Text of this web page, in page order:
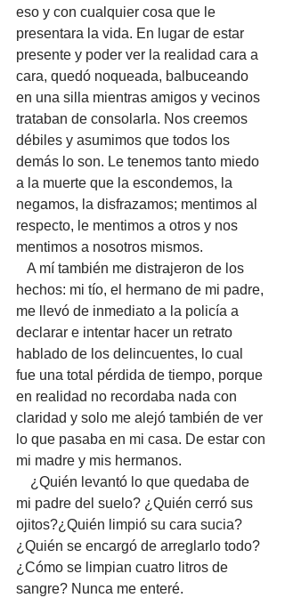
eso y con cualquier cosa que le
presentara la vida. En lugar de estar
presente y poder ver la realidad cara a
cara, quedó noqueada, balbuceando
en una silla mientras amigos y vecinos
trataban de consolarla. Nos creemos
débiles y asumimos que todos los
demás lo son. Le tenemos tanto miedo
a la muerte que la escondemos, la
negamos, la disfrazamos; mentimos al
respecto, le mentimos a otros y nos
mentimos a nosotros mismos.
hechos: mi tío, el hermano de mi padre,
me llevó de inmediato a la policía a
declarar e intentar hacer un retrato
hablado de los delincuentes, lo cual
fue una total pérdida de tiempo, porque
en realidad no recordaba nada con
claridad y solo me alejó también de ver
lo que pasaba en mi casa. De estar con
mi madre y mis hermanos.
mi padre del suelo? ¿Quién cerró sus
ojitos?¿Quién limpió su cara sucia?
¿Quién se encargó de arreglarlo todo?
¿Cómo se limpian cuatro litros de
sangre? Nunca me enteré.